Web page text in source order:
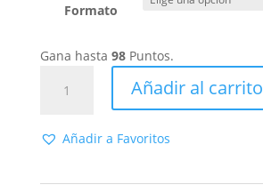
Formato
Gana hasta 98Puntos.
Haircare
Añadir al carrito
Añadir a Favoritos